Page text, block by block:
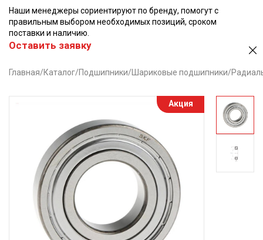
Наши менеджеры сориентируют по бренду, помогут с
правильным выбором необходимых позиций, сроком
поставки и наличию.
Оставить заявку
Главная/Каталог/Подшипники/ Шариковые подшипники/
Акция